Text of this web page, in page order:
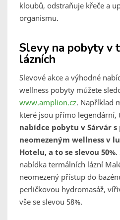
kloubů, odstraňuje křeče a
organismu.
Slevy na pobyty v
lázních
Slevové akce a výhodné
wellness pobyty můžete
www.amplion.cz. Například
které jsou přímo legendární,
nabídce pobytu v Sárvár s
neomezeným wellness v
Hotelu, a to se slevou 50%.
nabídka termálních lázní
neomezený přístup do
perličkovou hydromasáž,
vše se slevou 58%.